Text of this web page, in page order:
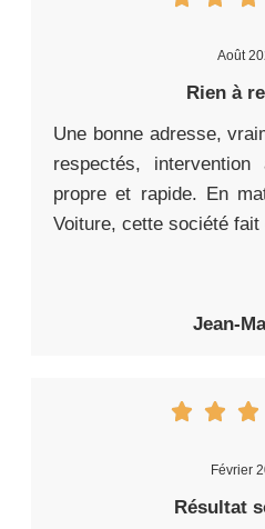
Août
Rien à
Une bonne adresse,
respectés, intervention
propre et rapide. En
Voiture, cette société fait
Jean-
Février
Résultat